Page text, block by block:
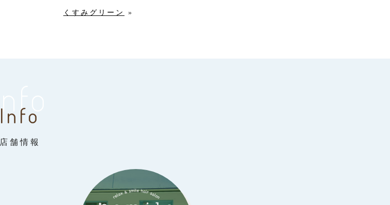
くすみグリーン »
Info
Info
店舗情報